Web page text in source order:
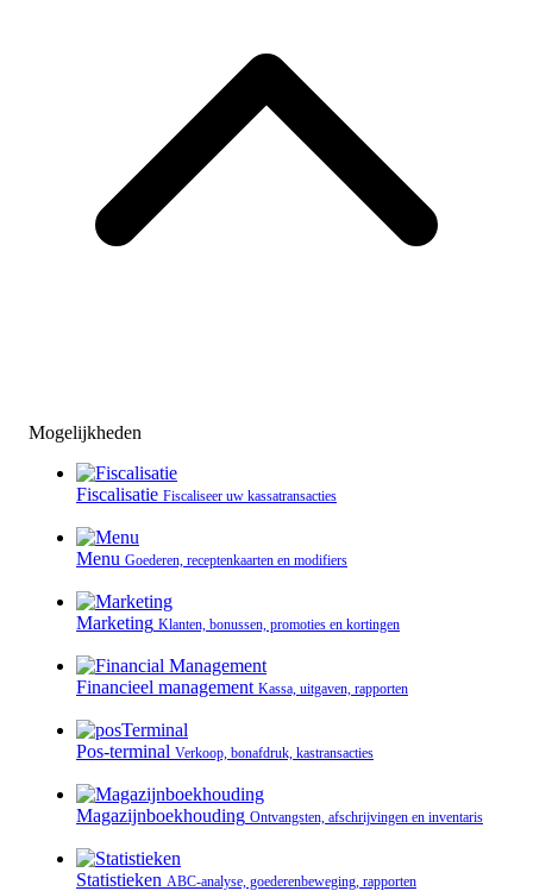
Mogelijkheden
Fiscalisatie Fiscaliseer uw kassatransacties
Menu Goederen, receptenkaarten en modifiers
Marketing Klanten, bonussen, promoties en kortingen
Financieel management Kassa, uitgaven, rapporten
Pos-terminal Verkoop, bonafdruk, kastransacties
Magazijnboekhouding Ontvangsten, afschrijvingen en inventaris
Statistieken ABC-analyse, goederenbeweging, rapporten